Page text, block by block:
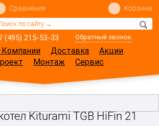
(495) 215-53-33 Обратный звонок
Сравнение Корзина
Доставка
Акции
Монтаж Сервис
Kiturami TGB HiFin 21